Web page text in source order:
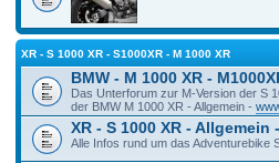
XR - S 1000 XR - S1000XR - M 1000 XR
BMW - M 1000 XR -
Das Unterforum zur M-Version der S
der BMW M 1000 XR - Allgemein -
XR - S 1000 XR -
Alle Infos rund um das Adventurebike